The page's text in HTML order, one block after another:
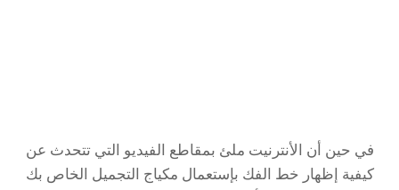
في حين أن الأنترنيت ملئ بمقاطع الفيديو التي تتحدث عن
كيفية إظهار خط الفك بإستعمال مكياج التجميل الخاص بك